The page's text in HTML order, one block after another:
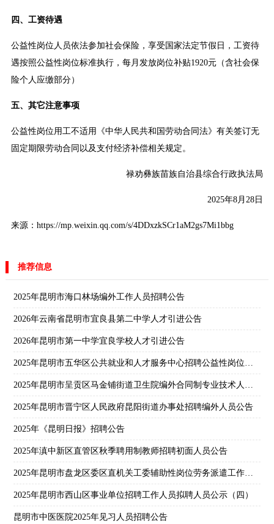
四、工资待遇
公益性岗位人员依法参加社会保险，享受国家法定节假日，工资待
遇按照公益性岗位标准执行，每月发放岗位补贴1920元（含社会保
险个人应缴部分）
五、其它注意事项
公益性岗位用工不适用《中华人民共和国劳动合同法》有关签订无
固定期限劳动合同以及支付经济补偿相关规定。
禄劝彝族苗族自治县综合行政执法局
2025年8月28日
来源：https://mp.weixin.qq.com/s/4DDxzkSCr1aM2gs7Mi1bbg
推荐信息
2025年昆明市海口林场编外工作人员招聘公告
2026年云南省昆明市宜良县第二中学人才引进公告
2026年昆明市第一中学宜良学校人才引进公告
2025年昆明市五华区公共就业和人才服务中心招聘公益性岗位人员公告
2025年昆明市呈贡区马金铺街道卫生院编外合同制专业技术人员招聘笔试公告
2025年昆明市晋宁区人民政府昆阳街道办事处招聘编外人员公告
2025年《昆明日报》招聘公告
2025年滇中新区直管区秋季聘用制教师招聘初面人员公告
2025年昆明市盘龙区委区直机关工委辅助性岗位劳务派遣工作人员招聘公告
2025年昆明市西山区事业单位招聘工作人员拟聘人员公示（四）
昆明市中医医院2025年见习人员招聘公告